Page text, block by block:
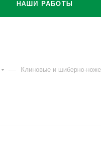
НАШИ РАБОТЫ
— Клиновые и шиберно-